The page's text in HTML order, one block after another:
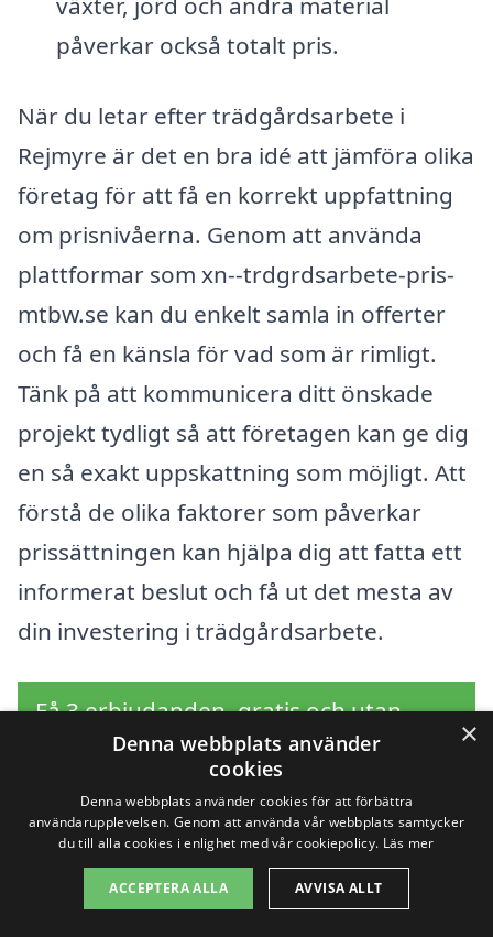
påverkar också totalt pris.
När du letar efter trädgårdsarbete i
Rejmyre är det en bra idé att jämföra olika
företag för att få en korrekt uppfattning
om prisnivåerna. Genom att använda
plattformar som xn--trdgrdsarbete-pris-
mtbw.se kan du enkelt samla in offerter
och få en känsla för vad som är rimligt.
Tänk på att kommunicera ditt önskade
projekt tydligt så att företagen kan ge dig
en så exakt uppskattning som möjligt. Att
förstå de olika faktorer som påverkar
prissättningen kan hjälpa dig att fatta ett
informerat beslut och få ut det mesta av
din investering i trädgårdsarbete.
Få 3 erbjudanden, gratis och utan
förpliktelser
Sök efter en
professionell för
×
Denna webbplats använder
cookies
Denna webbplats använder cookies för att förbättra
användarupplevelsen. Genom att använda vår webbplats samtycker
du till alla cookies i enlighet med vår cookiepolicy. Läs mer
ACCEPTERA ALLA AVVISA ALLT